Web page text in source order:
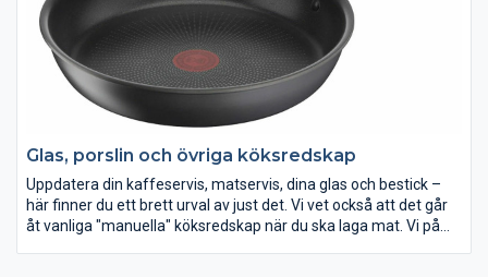
avfrostning. Idag har de allra flesta frysskåp automatisk
avfrostning, men det kan vara bra att kontrollera att frysen du
funderar på att köpa har det så du slipper det tråkiga jobbet
med att avfrosta den själv.
Glas, porslin och övriga köksredskap
Uppdatera din kaffeservis, matservis, dina glas och bestick –
här finner du ett brett urval av just det. Vi vet också att det går
åt vanliga "manuella" köksredskap när du ska laga mat. Vi på